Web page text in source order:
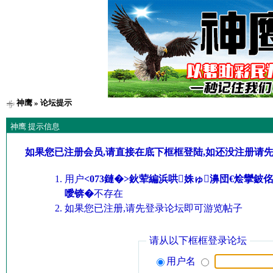
神鹰» 论坛提示
神鹰 提示信息
如果您已注册会员,请直接在底下框框登陆,如还没注册请
用户<073鏈�>鈥荤編浜哄姝ゅ濞団€烩攣鈹
噯锛�不存在
如果您已注册,请先登录论坛即可游览帖子
请从以下框框登录论坛
用户名